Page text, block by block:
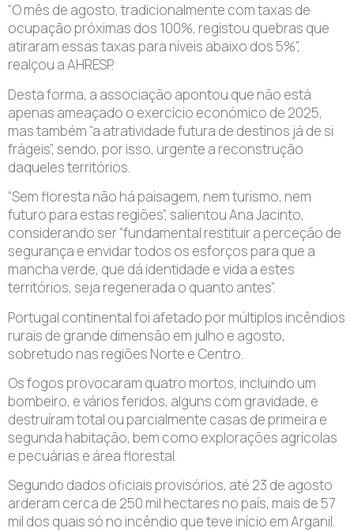
“O mês de agosto, tradicionalmente com taxas de
ocupação próximas dos 100%, registou quebras que
atiraram essas taxas para níveis abaixo dos 5%”,
realçou a AHRESP.
Desta forma, a associação apontou que não está
apenas ameaçado o exercício económico de 2025,
mas também “a atratividade futura de destinos já de si
frágeis”, sendo, por isso, urgente a reconstrução
daqueles territórios.
“Sem floresta não há paisagem, nem turismo, nem
futuro para estas regiões”, salientou Ana Jacinto,
considerando ser “fundamental restituir a perceção de
segurança e envidar todos os esforços para que a
mancha verde, que dá identidade e vida a estes
territórios, seja regenerada o quanto antes”.
Portugal continental foi afetado por múltiplos incêndios
rurais de grande dimensão em julho e agosto,
sobretudo nas regiões Norte e Centro.
Os fogos provocaram quatro mortos, incluindo um
bombeiro, e vários feridos, alguns com gravidade, e
destruíram total ou parcialmente casas de primeira e
segunda habitação, bem como explorações agrícolas
e pecuárias e área florestal.
Segundo dados oficiais provisórios, até 23 de agosto
arderam cerca de 250 mil hectares no país, mais de 57
mil dos quais só no incêndio que teve início em Arganil.